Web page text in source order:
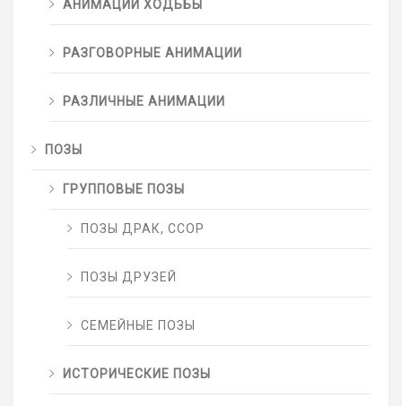
АНИМАЦИИ ХОДЬБЫ
РАЗГОВОРНЫЕ АНИМАЦИИ
РАЗЛИЧНЫЕ АНИМАЦИИ
ПОЗЫ
ГРУППОВЫЕ ПОЗЫ
ПОЗЫ ДРАК, ССОР
ПОЗЫ ДРУЗЕЙ
СЕМЕЙНЫЕ ПОЗЫ
ИСТОРИЧЕСКИЕ ПОЗЫ